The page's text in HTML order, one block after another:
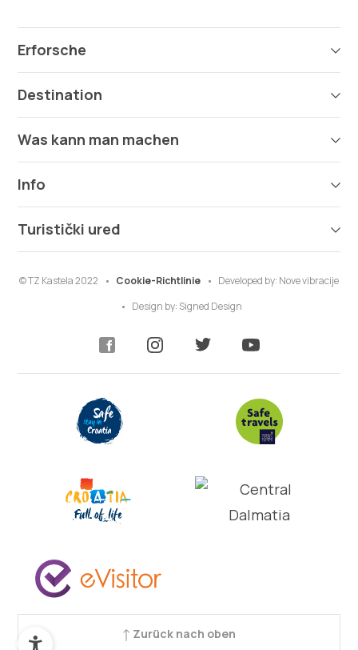
Erforsche
Destination
Was kann man machen
Info
Turistički ured
© TZ Kastela 2022 Cookie-Richtlinie Developed by: Nove vibracije
Design by: Signed Design
Zurück nach oben